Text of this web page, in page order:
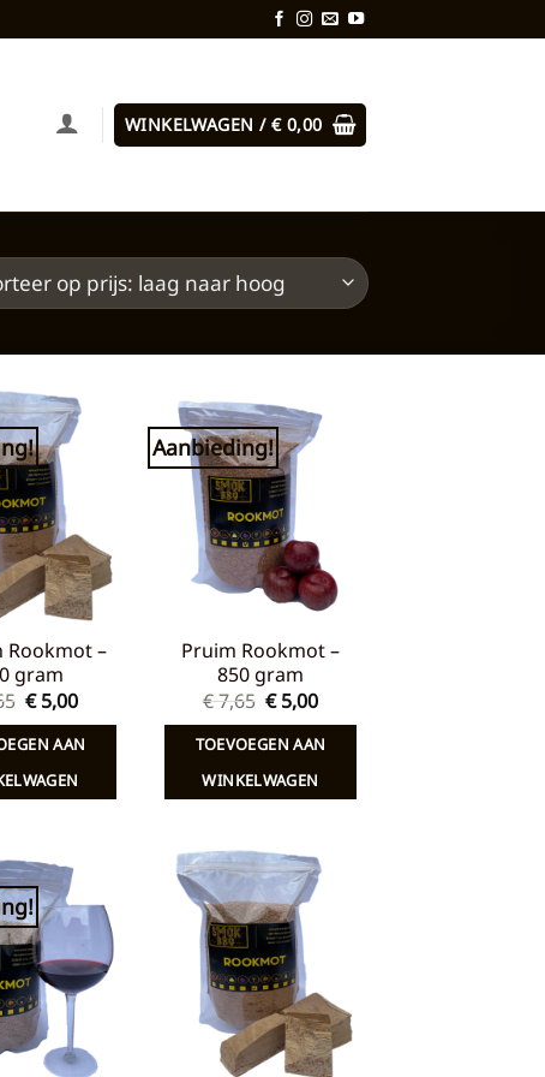
WINKELWAGEN / €0,00
Toevoegen
aan
verlanglijst
Rookmot –
gram
Oorspronkelijke
prijs
was:
€ 7,65.
€5,00Huidige
is:
€ 5,00.
AAN
Aanbieding!
Toevoegen
verlanglijst
Pruim Rookmot –
850 gram
€7,65 Oorspronkelijke
prijs
was:
€ 7,65.
€5,00Huidige
is:
€ 5,00.
TOEVOEGEN AAN
WINKELWAGEN
Toevoegen
verlanglijst
Toevoegen
aan
verlanglijst